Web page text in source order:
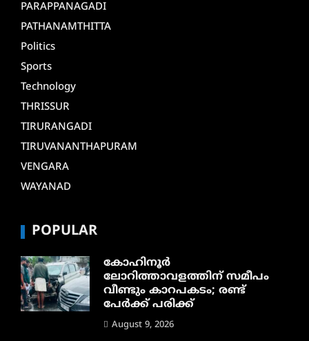
PARAPPANAGADI
PATHANAMTHITTA
Politics
Sports
Technology
THRISSUR
TIRURANGADI
TIRUVANANTHAPURAM
VENGARA
WAYANAD
POPULAR
കോഹിനൂർ
ലോറിത്താവളത്തിന് സമീപം
വീണ്ടും കാറപകടം; രണ്ട്
പേർക്ക് പരിക്ക്
August 9, 2026